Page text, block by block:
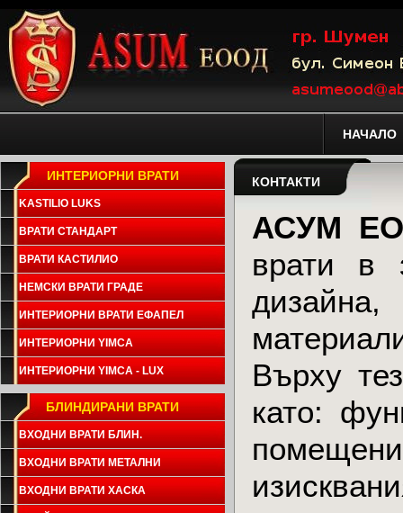
НАЧАЛО
ИНТЕРИОРНИ ВРАТИ
KASTILIO LUKS
ВРАТИ СТАНДАРТ
ВРАТИ КАСТИЛИО
НЕМСКИ ВРАТИ ГРАДЕ
ИНТЕРИОРНИ ВРАТИ ЕФАПЕЛ
ИНТЕРИОРНИ YIMCA
ИНТЕРИОРНИ YIMCA - LUX
БЛИНДИРАНИ ВРАТИ
ВХОДНИ ВРАТИ БЛИН.
ВХОДНИ ВРАТИ МЕТАЛНИ
ВХОДНИ ВРАТИ ХАСКА
КОНТАКТИ
АСУМ
врати в
Върху
като: